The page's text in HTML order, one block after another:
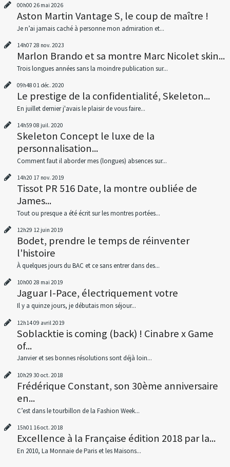
00h00 26 mai 2026
Aston Martin Vantage S, le coup de maître !
Je n’ai jamais caché à personne mon admiration et...
14h07 28 nov. 2023
Marlon Brando et sa montre Marc Nicolet skin...
Trois longues années sans la moindre publication sur...
09h48 01 déc. 2020
Le prestige de la confidentialité, Skeleton...
En juillet dernier j'avais le plaisir de vous faire...
14h59 08 juil. 2020
Skeleton Concept le luxe de la
personnalisation...
Comment faut il aborder mes (longues) absences sur...
14h20 17 nov. 2019
Tissot PR 516 Date, la montre oubliée de
James...
Tout ou presque a été écrit sur les montres portées...
12h29 12 juin 2019
Bodet, prendre le temps de réinventer
l'histoire
À quelques jours du BAC et ce sans entrer dans des...
10h00 28 mai 2019
Jaguar I-Pace, électriquement votre
Il y a quinze jours, je débutais mon séjour...
12h1409 avril 2019
Soblacktie is coming (back) ! Cinabre x Game
of...
Janvier et ses bonnes résolutions sont déjà loin...
10h29 30 oct. 2018
Frédérique Constant, son 30ème anniversaire
en...
C’est dans le tourbillon de la Fashion Week...
15h01 16oct. 2018
Excellence à la Française édition 2018 par la...
En 2010, La Monnaie de Paris et les Maisons...